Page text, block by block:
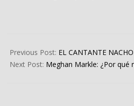
09-
09
Previous Post: EL CANTANTE
Next Post: Meghan Markle: ¿Por qué